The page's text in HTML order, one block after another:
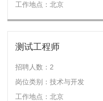
工作地点：北京
测试工程师
招聘人数：2
岗位类别：技术与开发
工作地点：北京